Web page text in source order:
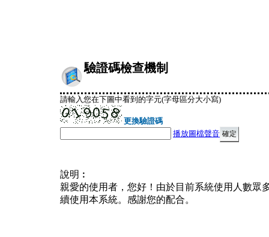
驗證碼檢查機制
請輸入您在下圖中看到的字元(字母區分大小寫)
更換驗證碼
播放圖檔聲音
說明︰
親愛的使用者，您好！由於目前系統使用人數眾
續使用本系統。感謝您的配合。